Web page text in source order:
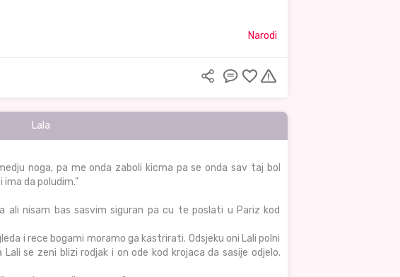
Narodi
Lala
noga, pa me onda zaboli kicma pa se onda sav taj bol
ima da poludim."
ali nisam bas sasvim siguran pa cu te poslati u Pariz kod
i rece bogami moramo ga kastrirati. Odsjeku oni Lali polni
se zeni blizi rodjak i on ode kod krojaca da sasije odjelo.